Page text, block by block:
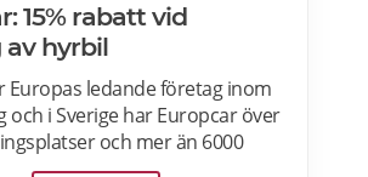
15% rabatt vid
hyrbil
Europas ledande företag inom
och i Sverige har Europcar över
och mer än 6000
av våra aktuella erbjudanden